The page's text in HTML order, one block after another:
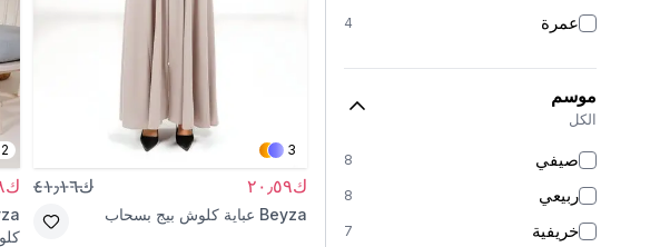
عمرة 4
موسم
الكل
صيفي 8
ربيعي 8
خريفية 7
3
ك٢٠٫٥٩ ك٤١٫١٦
Beyza عباية كلوش بيج بسحاب
2
ك٢٠٫٥٨